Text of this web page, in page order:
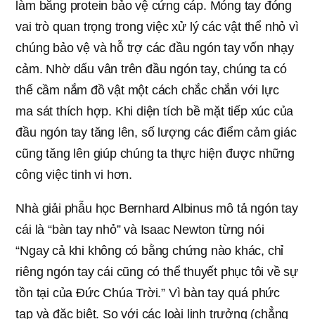
làm bằng protein bảo vệ cứng cáp. Móng tay đóng
vai trò quan trọng trong việc xử lý các vật thể nhỏ vì
chúng bảo vệ và hỗ trợ các đầu ngón tay vốn nhạy
cảm. Nhờ dấu vân trên đầu ngón tay, chúng ta có
thể cầm nắm đồ vật một cách chắc chắn với lực
ma sát thích hợp. Khi diện tích bề mặt tiếp xúc của
đầu ngón tay tăng lên, số lượng các điểm cảm giác
cũng tăng lên giúp chúng ta thực hiện được những
công việc tinh vi hơn.
Nhà giải phẫu học Bernhard Albinus mô tả ngón tay
cái là “bàn tay nhỏ” và Isaac Newton từng nói
“Ngay cả khi không có bằng chứng nào khác, chỉ
riêng ngón tay cái cũng có thể thuyết phục tôi về sự
tồn tại của Đức Chúa Trời.” Vì bàn tay quá phức
tạp và đặc biệt. So với các loài linh trưởng (chẳng